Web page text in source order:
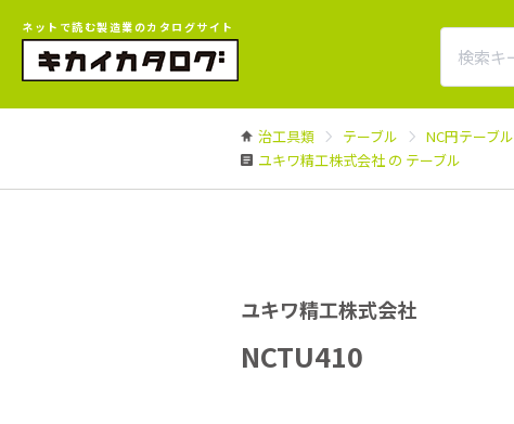
ネットで読む製造業のカタログサイト
治工具類 テーブル NC円テーブル
ユキワ精工株式会社 の テーブル
ユキワ精工株式会社
NCTU410